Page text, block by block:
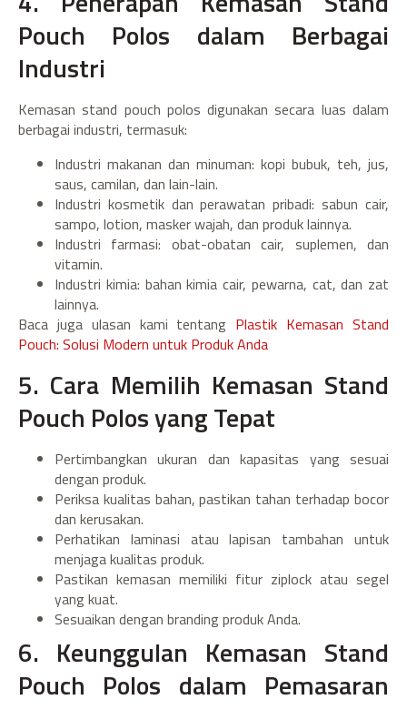
Pouch Polos dalam Berbagai
Industri
Kemasan stand pouch polos digunakan secara luas dalam
berbagai industri, termasuk:
Industri makanan dan minuman: kopi bubuk, teh, jus,
saus, camilan, dan lain-lain.
Industri kosmetik dan perawatan pribadi: sabun cair,
sampo, lotion, masker wajah, dan produk lainnya.
Industri farmasi: obat-obatan cair, suplemen, dan
vitamin.
Industri kimia: bahan kimia cair, pewarna, cat, dan zat
lainnya.
Baca juga ulasan kami tentang Plastik Kemasan Stand
Pouch: Solusi Modern untuk Produk Anda
5. Cara Memilih Kemasan Stand
Pouch Polos yang Tepat
Pertimbangkan ukuran dan kapasitas yang sesuai
dengan produk.
Periksa kualitas bahan, pastikan tahan terhadap bocor
dan kerusakan.
Perhatikan laminasi atau lapisan tambahan untuk
menjaga kualitas produk.
Pastikan kemasan memiliki fitur ziplock atau segel
yang kuat.
Sesuaikan dengan branding produk Anda.
6. Keunggulan Kemasan Stand
Pouch Polos dalam Pemasaran